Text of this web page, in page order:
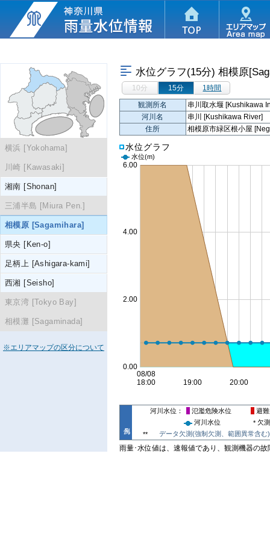
横浜 [Yokohama]
川崎 [Kawasaki]
湘南 [Shonan]
三浦半島 [Miura Pen.]
相模原 [Sagamihara]
県央 [Ken-o]
足柄上 [Ashigara-kami]
西湘 [Seisho]
東京湾 [Tokyo Bay]
相模灘 [Sagaminada]
※エリアマップの区分について
水位グラフ(15分) 相模原
10分 15分
1時間
観測所名
串川取水堰 [Kushikawa
河川名
串川 [Kushikawa River]
住所
相模原市緑区根小屋
水位グラフ
水位(m)
河川水位 氾濫危険水位
避
河川水位
* 欠測
**
データ欠測(強制欠測、範囲異常含む)
雨量･水位値は、速報値であり、観測機器の